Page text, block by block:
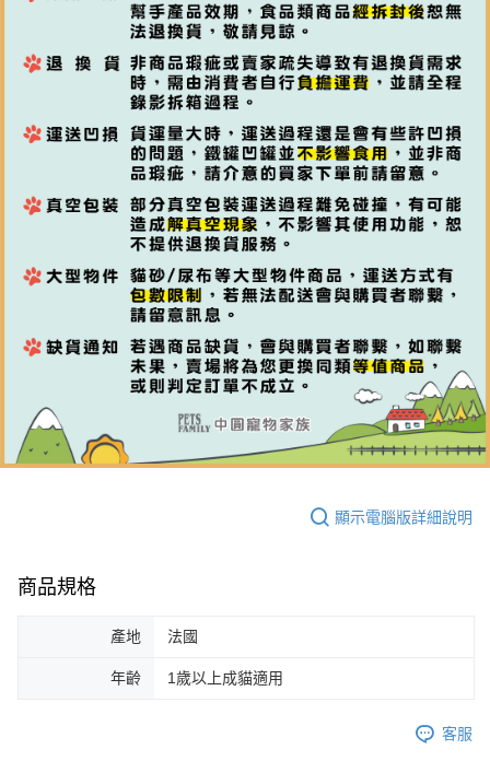
顯示電腦版詳細說明
商品規格
產地 法國
年齡 1歲以上成貓適用
客服